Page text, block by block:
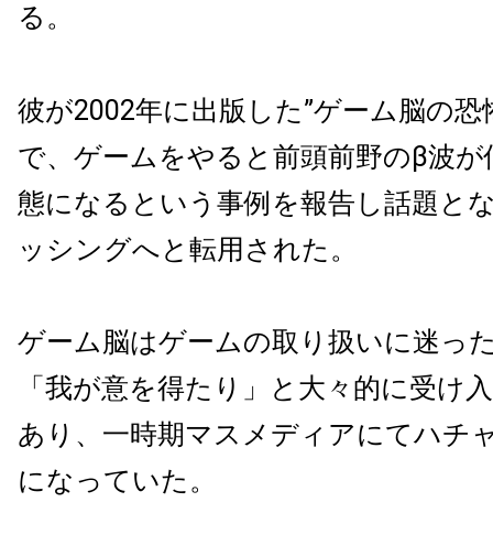
る。
彼が2002年に出版した”ゲーム脳の恐
で、ゲームをやると前頭前野のβ波が
態になるという事例を報告し話題と
ッシングへと転用された。
ゲーム脳はゲームの取り扱いに迷っ
「我が意を得たり」と大々的に受け
あり、一時期マスメディアにてハチ
になっていた。